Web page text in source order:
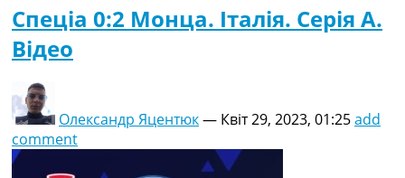
Спеціа 0:2 Монца. Італія. Серія A.
Відео
Олександр Яцентюк— Квіт 29, 2023, 01:25add
comment